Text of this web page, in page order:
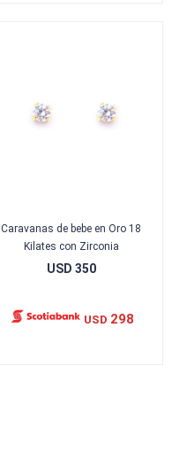
Caravanas de bebe en Oro 18
Kilates con Zirconia
USD 350
USD 298